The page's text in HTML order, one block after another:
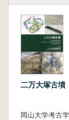
意義 新宮
須恵町・志
井上 亮 亀
相原嘉之
地域名称の
竹田政敬
右島和夫
解黄金塚古
菅谷文則
村上久和
二万大塚古墳